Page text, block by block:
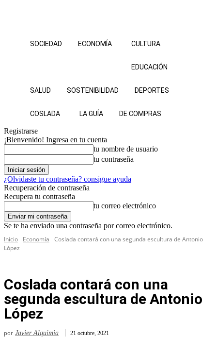
SOCIEDAD ECONOMÍA CULTURA
EDUCACIÓN
SALUD SOSTENIBILIDAD DEPORTES
COSLADA LA GUÍA DE COMPRAS
Registrarse
¡Bienvenido! Ingresa en tu cuenta
tu nombre de usuario
tu contraseña
¿Olvidaste tu contraseña? consigue ayuda
Recuperación de contraseña
Recupera tu contraseña
tu correo electrónico
Se te ha enviado una contraseña por correo electrónico.
Inicio
Economía
Coslada contará con una segunda escultura de Antonio
López
Coslada contará con una
segunda escultura de Antonio
López
por Javier Alquimia 21 octubre, 2021